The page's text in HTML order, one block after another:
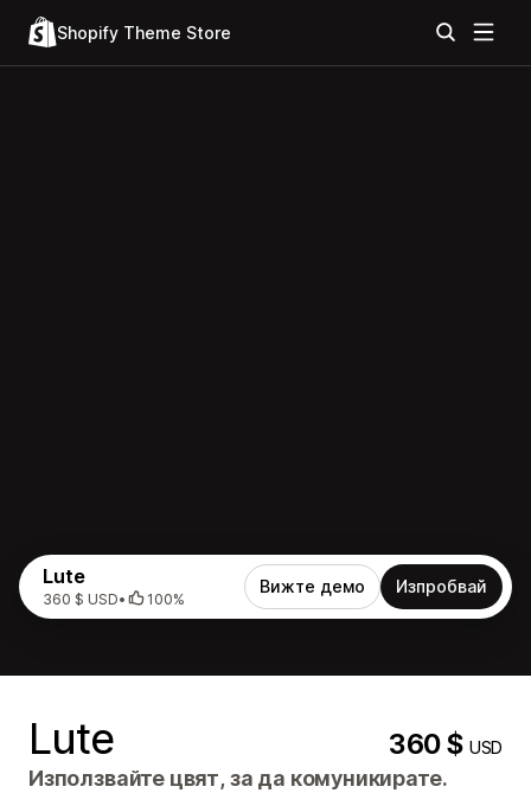
Shopify Theme Store
Lute
360 $ USD• 100%
Вижте демо Изпробвай
Lute 360 $USD
Използвайте цвят, за да комуникирате.